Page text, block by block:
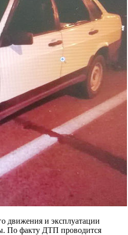
движения и эксплуатации
По факту ДТП проводится